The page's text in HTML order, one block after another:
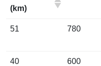
(km)
51 780
40 600